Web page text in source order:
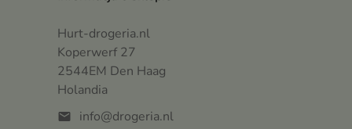
Hurt-drogeria.nl
Koperwerf 27
2544EM Den Haag
Holandia
mail info@drogeria.nl